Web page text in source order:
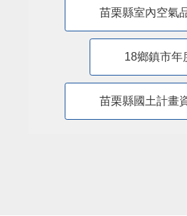
苗栗縣室內空氣
18鄉鎮市年
苗栗縣國土計畫